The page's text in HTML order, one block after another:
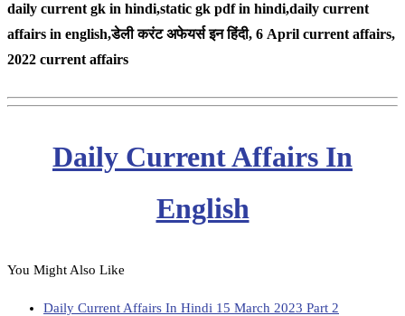
daily current gk in hindi,static gk pdf in hindi,daily current
affairs in english,डेली करंट अफेयर्स इन हिंदी, 6 April current affairs,
2022 current affairs
Daily Current Affairs In
English
You Might Also Like
Daily Current Affairs In Hindi 15 March 2023 Part 2